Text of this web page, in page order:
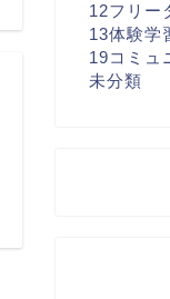
12フリー
13体験学
19コミュ
未分類